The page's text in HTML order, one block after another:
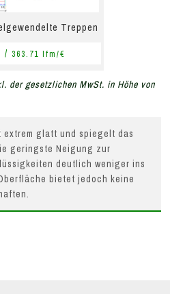
Treppen
/ 363.71 lfm/€
der gesetzlichen MwSt. in Höhe von
glatt und spiegelt das
geringste Neigung zur
deutlich weniger ins
bietet jedoch keine